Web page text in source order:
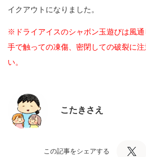
イクアウトになりました。
※ドライアイスのシャボン玉遊びは風
手で触っての凍傷、密閉しての破裂に
い。
こたきさえ
この記事をシェアする